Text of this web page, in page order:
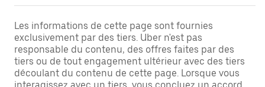
Les informations de cette page sont fournies
exclusivement par des tiers. Uber n'est pas
responsable du contenu, des offres faites par des
tiers ou de tout engagement ultérieur avec des tiers
découlant du contenu de cette page. Lorsque vous